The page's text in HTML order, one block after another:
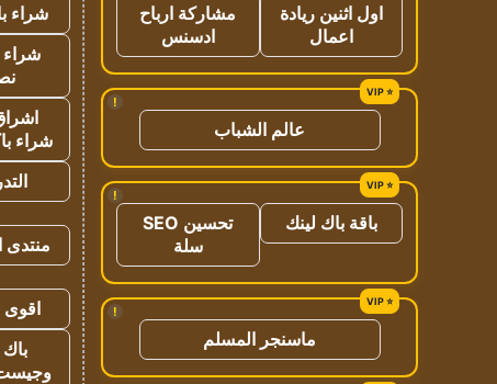
اول اثنين ريادة
اعمال
مشاركة ارباح
ادسنس
!
عالم الشباب
!
باقة باك لينك
تحسين SEO
سلة
!
ماسنجر المسلم
شراء
شراء
شراء
منتدى
اقوى
باك